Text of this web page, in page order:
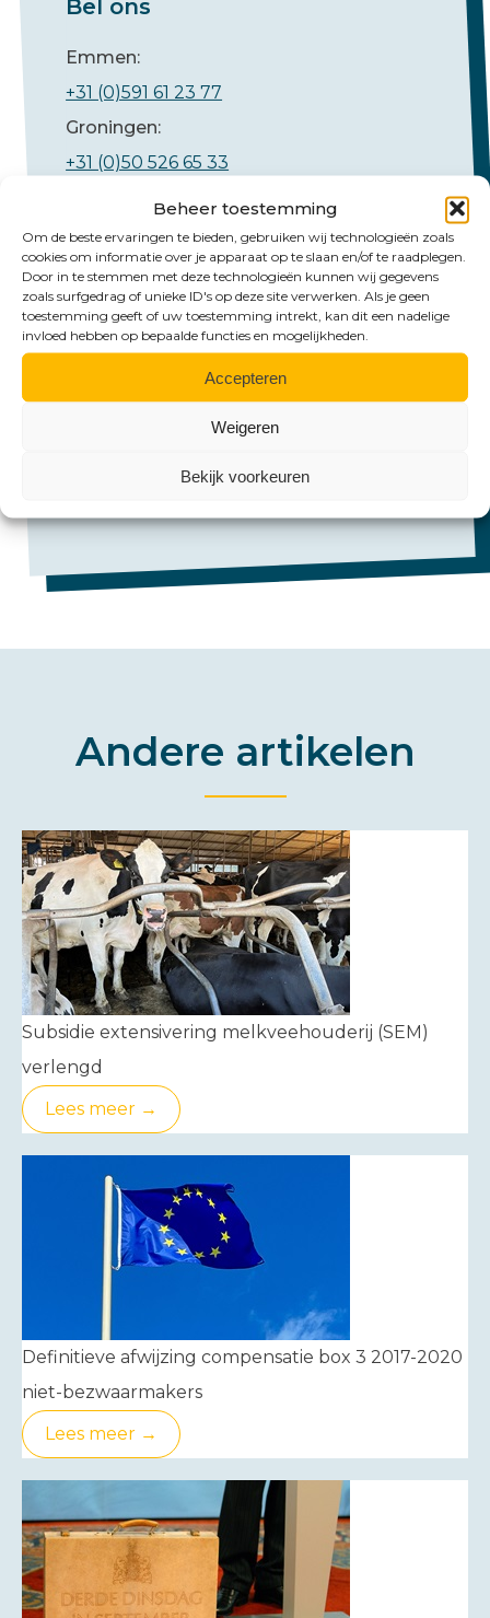
Beheer toestemming
Om de beste ervaringen te bieden, gebruiken wij technologieën zoals
cookies om informatie over je apparaat op te slaan en/of te raadplegen.
Door in te stemmen met deze technologieën kunnen wij gegevens
zoals surfgedrag of unieke ID's op deze site verwerken. Als je geen
toestemming geeft of uw toestemming intrekt, kan dit een nadelige
invloed hebben op bepaalde functies en mogelijkheden.
Accepteren
Weigeren
Bekijk voorkeuren
Bel ons
Emmen:
+31 (0)591 61 23 77
Groningen:
+31 (0)50 526 65 33
Mail ons
Emmen:
emmen@hlb-nannen.nl
Andere artikelen
Subsidie extensivering melkveehouderij (SEM)
verlengd
Lees meer →
Definitieve afwijzing compensatie box 3 2017-2020
niet-bezwaarmakers
Lees meer →